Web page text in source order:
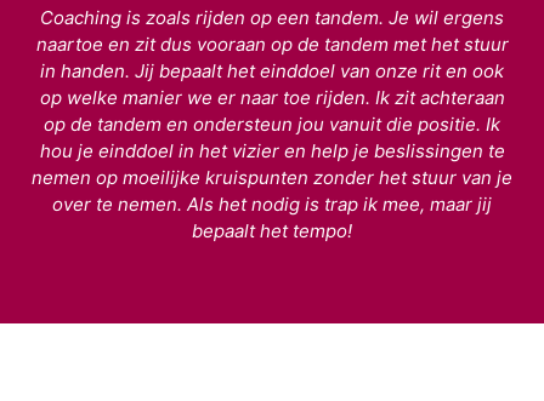
Coaching is zoals rijden op een tandem. Je wil ergens
naartoe en zit dus vooraan op de tandem met het stuur
in handen. Jij bepaalt het einddoel van onze rit en ook
op welke manier we er naar toe rijden. Ik zit achteraan
op de tandem en ondersteun jou vanuit die positie. Ik
hou je einddoel in het vizier en help je beslissingen te
nemen op moeilijke kruispunten zonder het stuur van je
over te nemen. Als het nodig is trap ik mee, maar jij
bepaalt het tempo!